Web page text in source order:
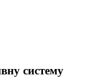
систему